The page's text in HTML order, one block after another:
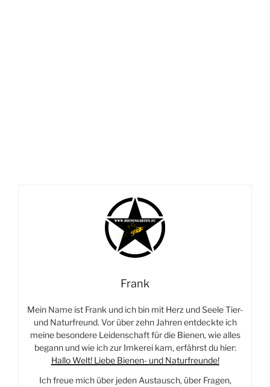
Frank
Mein Name ist Frank und ich bin mit Herz und Seele Tier-
und Naturfreund. Vor über zehn Jahren entdeckte ich
meine besondere Leidenschaft für die Bienen, wie alles
begann und wie ich zur Imkerei kam, erfährst du hier:
Hallo Welt! Liebe Bienen- und Naturfreunde!
Ich freue mich über jeden Austausch, über Fragen,